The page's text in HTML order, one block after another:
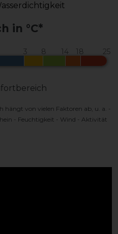
in °C*
hängt von vielen Faktoren ab, u. a. -
- Feuchtigkeit - Wind - Aktivität